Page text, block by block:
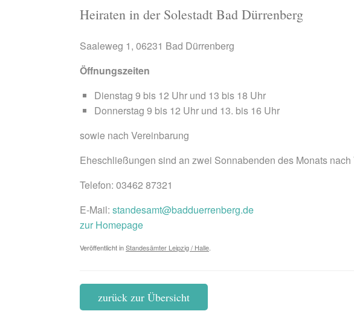
Heiraten in der Solestadt Bad Dürrenberg
Saaleweg 1, 06231 Bad Dürrenberg
Öffnungszeiten
Dienstag 9 bis 12 Uhr und 13 bis 18 Uhr
Donnerstag 9 bis 12 Uhr und 13. bis 16 Uhr
sowie nach Vereinbarung
Eheschließungen sind an zwei Sonnabenden des Monats
Telefon: 03462 87321
E-Mail: standesamt@badduerrenberg.de
zur Homepage
Veröffentlicht inStandesämter Leipzig / Halle
zurück zur Übersicht